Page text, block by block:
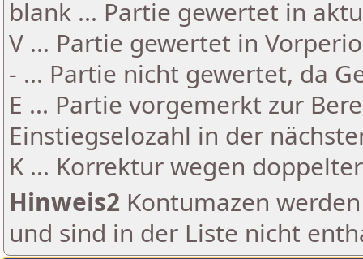
blank ... Partie gewertet in
V ... Partie gewertet in
- ... Partie nicht gewertet, da
E ... Partie vorgemerkt zur
Einstiegselozahl in der
K ... Korrektur wegen
Hinweis2 Kontumazen
und sind in der Liste nicht